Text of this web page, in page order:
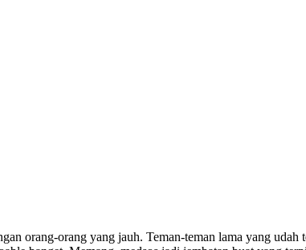
orang-orang yang jauh. Teman-teman lama yang udah